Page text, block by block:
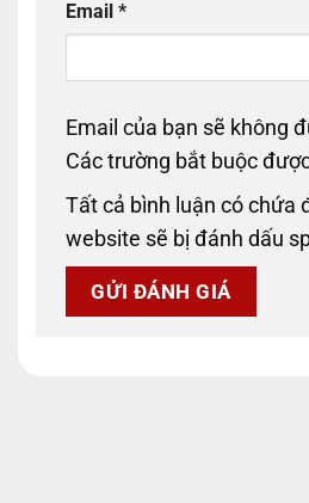
Email *
Email của bạn sẽ không
Các trường bắt buộc
Tất cả bình luận có chứa
website sẽ bị đánh dấu